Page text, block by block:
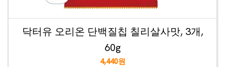
닥터유 오리온 단백질칩 칠리살사맛, 3개,
60g
4,440원